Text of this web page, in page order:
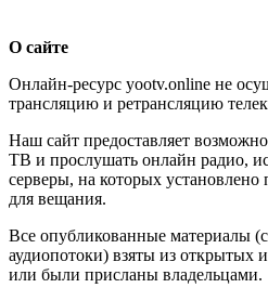
О сайте
Онлайн-ресурс yootv.online не
трансляцию и ретрансляцию
Наш сайт предоставляет
ТВ и прослушать онлайн радио,
серверы, на которых установлено
для вещания.
Все опубликованные материалы
аудиопотоки) взяты из открытых
или были присланы владельцами.